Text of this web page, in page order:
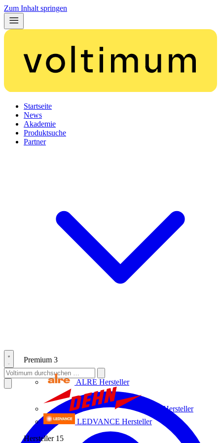
Zum Inhalt springen
Startseite
News
Akademie
Produktsuche
Partner
Premium 3
ALRE Hersteller
Hersteller
LEDVANCE Hersteller
Hersteller 15